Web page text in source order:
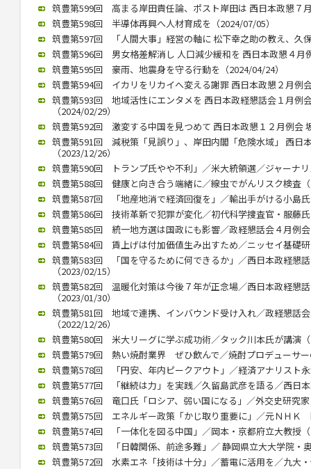
筑豊第599回 高まる岸田責任論、ポスト岸田は 西日本政懇７
筑豊第598回 半導体再興へ人材育成を（2024/07/05）
筑豊第597回 「人間大事」経営の軸に 松下幸之助の教え、久
筑豊第596回 男女格差解消し 人口減少緩和を 西日本政懇４月
筑豊第595回 豪雨、地震身を守る行動を（2024/04/24）
筑豊第594回 イカリをリカイへ変える謝罪 西日本政懇２月例
筑豊第593回 地域活性にエンタメを 西日本政経懇話会１月例
（2024/02/29）
筑豊第592回 激変する中国を見つめて 西日本政懇１２月例会
筑豊第591回 減税策「見誤り」、岸田内閣「危険水域」 西日
（2023/12/26）
筑豊第590回 トランプ氏やや不利」／米大統領選／ジャーナ
筑豊第588回 健康と向き合う端緒に／線虫でがんリスク検査
筑豊第587回 「地産地消で経済回復を」／輸出手がける小島
筑豊第586回 技術革新で犯罪が変化／初代科学捜査官・服藤
筑豊第585回 統一地方選は国政にも影響／政経懇話会４月例
筑豊第584回 賃上げは付加価値生み出すため／ニッセイ基礎
筑豊第583回 「国を守るために何できるか」／西日本政経懇
（2023/02/15）
筑豊第582回 温暖化対策は今後７年が正念場／西日本政経懇
（2023/01/30）
筑豊第581回 地域で連携、インバウンド受け入れ／政経懇話
（2022/12/26）
筑豊第580回 米大リーグに学ぶ成功術／タック川本氏が講演
筑豊第579回 熱い焼酎業界 ぜひ飲んで／焼酎プロデューサ
筑豊第578回 「円安、年内ピークアウト」／経済アナリスト
筑豊第577回 「継続は力」を実践／久留島武彦を語る／西日
筑豊第576回 竜口氏「ロシア、弱い国になる」／外交史研究
筑豊第575回 エネルギー政策「かじ取り重要に」／元ＮＨＫ
筑豊第574回 「一体化を図る中国」／岡本・京都府立大教授
筑豊第573回 「日韓関係、前途多難」／ 静岡県立大大学院・
筑豊第572回 水素エネ「技術は十分」／蓄電に活用を／九大